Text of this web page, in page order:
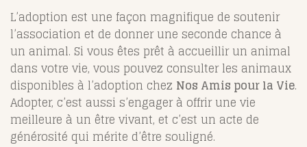
L’adoption est une façon magnifique de soutenir
l’association et de donner une seconde chance à
un animal. Si vous êtes prêt à accueillir un animal
dans votre vie, vous pouvez consulter les animaux
disponibles à l’adoption chez Nos Amis pour la Vie.
Adopter, c’est aussi s’engager à offrir une vie
meilleure à un être vivant, et c’est un acte de
générosité qui mérite d’être souligné.